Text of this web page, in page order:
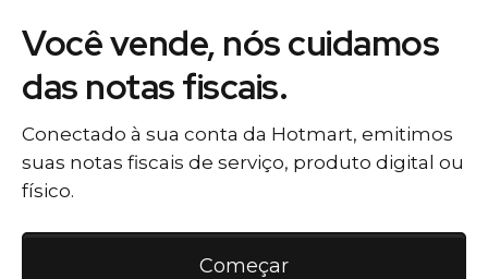
Você vende, nós cuidamos
das notas fiscais.
Conectado à sua conta da Hotmart, emitimos
suas notas fiscais de serviço, produto digital ou
físico.
Começar